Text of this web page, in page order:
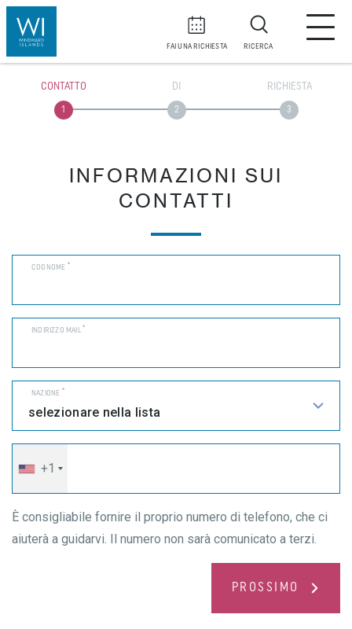
FAI UNA RICHIESTA RICERCA
CONTATTO DI RICHIESTA
INFORMAZIONI SUI
CONTATTI
COGNOME *
INDIRIZZO MAIL *
NAZIONE *
+1
È consigliabile fornire il proprio numero di telefono, che ci
aiuterà a guidarvi. Il numero non sarà comunicato a terzi.
PROSSIMO